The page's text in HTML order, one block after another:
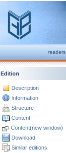
Edition
Description
Information
Structure
Content
Content(new window)
Download
Similar editions